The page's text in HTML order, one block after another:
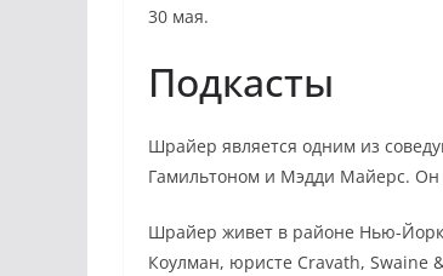
30 мая.
Подкасты
Шрайер является одним из
Гамильтоном и Мэдди Майерс.
Шрайер живет в районе Нью-
Коулман, юристе Cravath, Swaine